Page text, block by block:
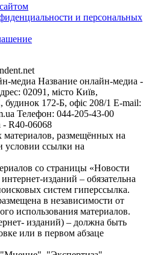
и персональных
медиа Название онлайн-медиа -
02091, місто Київ,
172-Б, офіс 208/1 E-mail:
Телефон: 044-205-43-00
R40-06068
размещённых на
условии ссылки на
со страницы «Новости
изданий – обязательна
систем гиперссылка.
в независимости от
использования материалов.
изданий) – должна быть
или в первом абзаце